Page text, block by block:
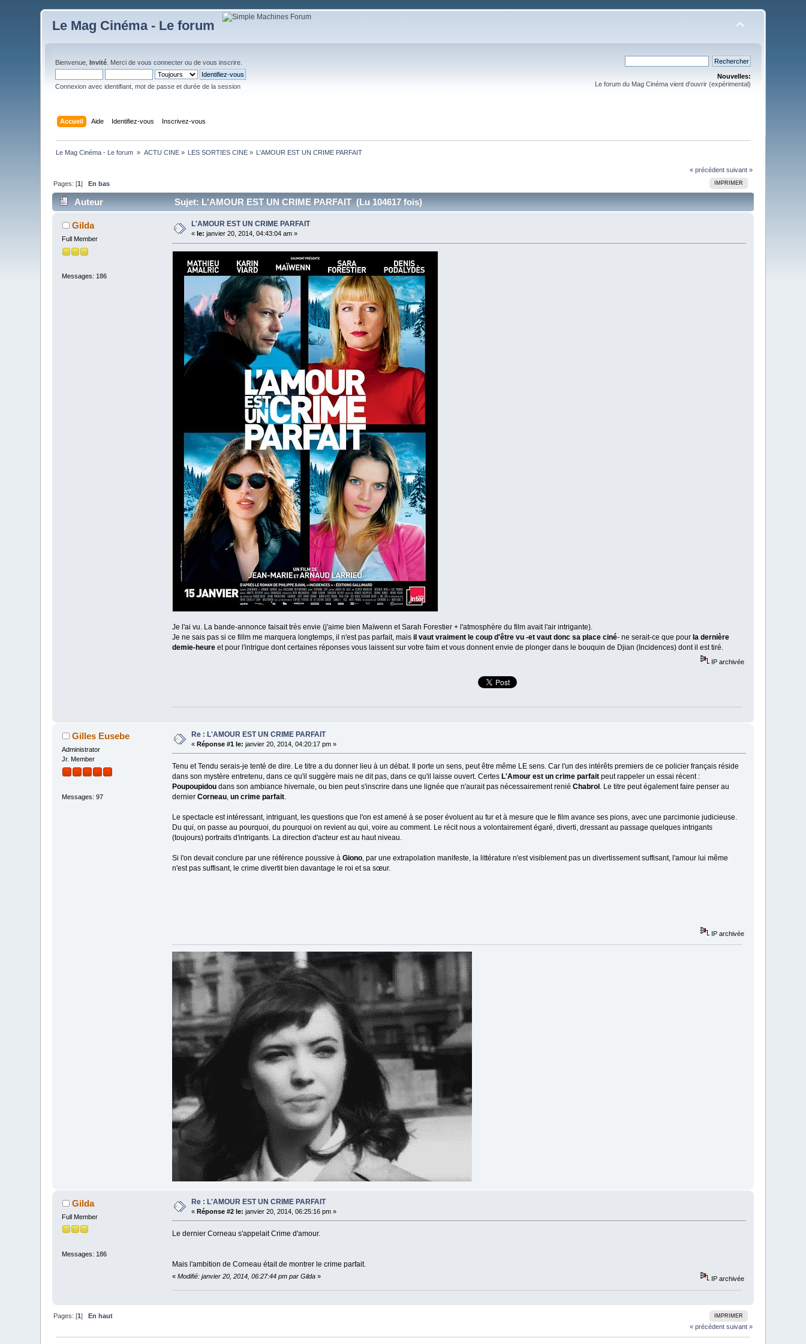
Le Mag Cinéma - Le forum
Bienvenue,Invité . Merci devous connecter ou devous inscrire
Connexion avec identifiant, mot de passe et durée de la session
Nouvelles:
Le forum du Mag Cinéma vient d'ouvrir (expérimental)
Accueil Aide Identifiez-vous Inscrivez-vous
Le Mag Cinéma - Le forum » ACTU CINE» LES SORTIES CINE » L'AMOUR EST UN CRIME PARFAIT
« précédent suivant »
IMPRIMER
Pages: [1]En bas
Auteur Sujet: L'AMOUR EST UN CRIME PARFAIT (Lu 104617 fois)
Gilda
Full Member
Messages: 186
L'AMOUR EST UN CRIME PARFAIT
« le: janvier 20, 2014, 04:43:04 am »
Je l'ai vu. La bande-annonce faisait très envie (j'aime bien Maïwenn et Sarah Forestier + l'atmosphère du film avait l'air intrigante).
Je ne sais pas si ce fillm me marquera longtemps, il n'est pas parfait, mais il vaut vraiment le coup d'être vu -et vaut donc sa place ciné- ne serait-ce que pourla dernière
demie-heureet pour l'intrigue dont certaines réponses vous laissent sur votre faim et vous donnent envie de plonger dans le bouquin de Djian (Incidences) dont il est tiré.
IP archivée
Gilles Eusebe
Administrator
Jr. Member
Messages: 97
Re : L'AMOUR EST UN CRIME PARFAIT
«Réponse #1 le: janvier 20, 2014, 04:20:17 pm »
Tenu et Tendu serais-je tenté de dire. Le titre a du donner lieu à un débat. Il porte un sens, peut être même LE sens. Car l'un des intérêts premiers de ce policier français réside
dans son mystère entretenu, dans ce qu'il suggère mais ne dit pas, dans ce qu'il laisse ouvert. Certes L'Amour est un crime parfaitpeut rappeler un essai récent :
Poupoupidou dans son ambiance hivernale, ou bien peut s'inscrire dans une lignée que n'aurait pas nécessairement renié Chabrol. Le titre peut également faire penser au
dernier Corneau, un crime parfait.
Le spectacle est intéressant, intriguant, les questions que l'on est amené à se poser évoluent au fur et à mesure que le film avance ses pions, avec une parcimonie judicieuse.
Du qui, on passe au pourquoi, du pourquoi on revient au qui, voire au comment. Le récit nous a volontairement égaré, diverti, dressant au passage quelques intrigants
(toujours) portraits d'intrigants. La direction d'acteur est au haut niveau.
Si l'on devait conclure par une référence poussive à Giono, par une extrapolation manifeste, la littérature n'est visiblement pas un divertissement suffisant, l'amour lui même
n'est pas suffisant, le crime divertit bien davantage le roi et sa sœur.
IP archivée
Gilda
Full Member
Messages: 186
Re : L'AMOUR EST UN CRIME PARFAIT
«Réponse #2 le: janvier 20, 2014, 06:25:16 pm »
Le dernier Corneau s'appelait Crime d'amour.
Mais l'ambition de Corneau était de montrer le crime parfait.
« Modifié: janvier 20, 2014, 06:27:44 pm par Gilda» IP archivée
IMPRIMER
Pages: [1]
En haut
« précédent suivant »